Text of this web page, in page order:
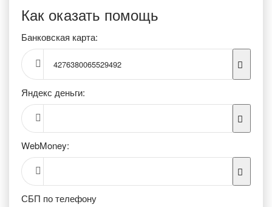
Как оказать помощь
Банковская карта:
4276380065529492
Яндекс деньги:
WebMoney:
СБП по телефону